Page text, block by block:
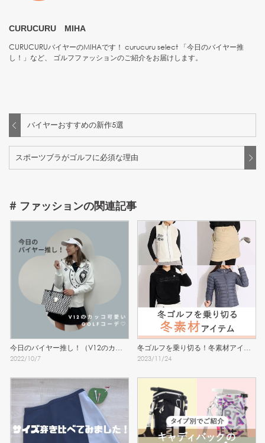
CURUCURU MIHA
CURUCURUバイヤーのMIHAです！ curucuru select 「今日のバイヤー推
し！」など、 ゴルフファッションのご紹介をお届けします。
バイヤーおすすめの新作5選
スポーツブラがゴルフに必須な理由
# ファッションの関連記事
今日のバイヤー推し！（V12のカッ
コ可愛いGOLFコーデ♡）
2022/10/7
冬ゴルフを乗り切る！冬素材アイテ
ム
2023/11/24